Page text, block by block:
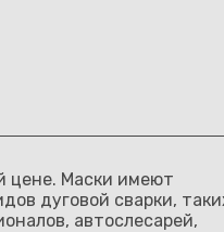
цене. Маски имеют
дуговой сварки,
автослесарей,